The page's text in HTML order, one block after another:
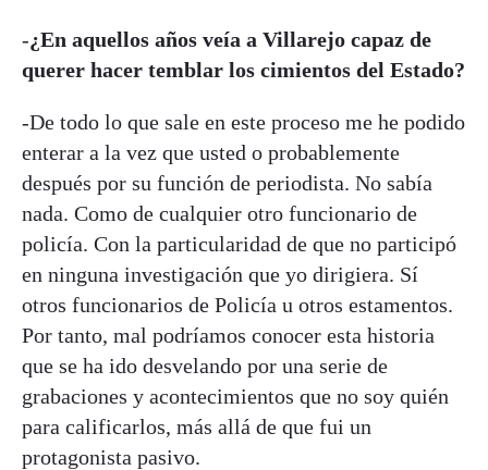
-¿En aquellos años veía a Villarejo capaz de
querer hacer temblar los cimientos del Estado?
-De todo lo que sale en este proceso me he podido
enterar a la vez que usted o probablemente
después por su función de periodista. No sabía
nada. Como de cualquier otro funcionario de
policía. Con la particularidad de que no participó
en ninguna investigación que yo dirigiera. Sí
otros funcionarios de Policía u otros estamentos.
Por tanto, mal podríamos conocer esta historia
que se ha ido desvelando por una serie de
grabaciones y acontecimientos que no soy quién
para calificarlos, más allá de que fui un
protagonista pasivo.